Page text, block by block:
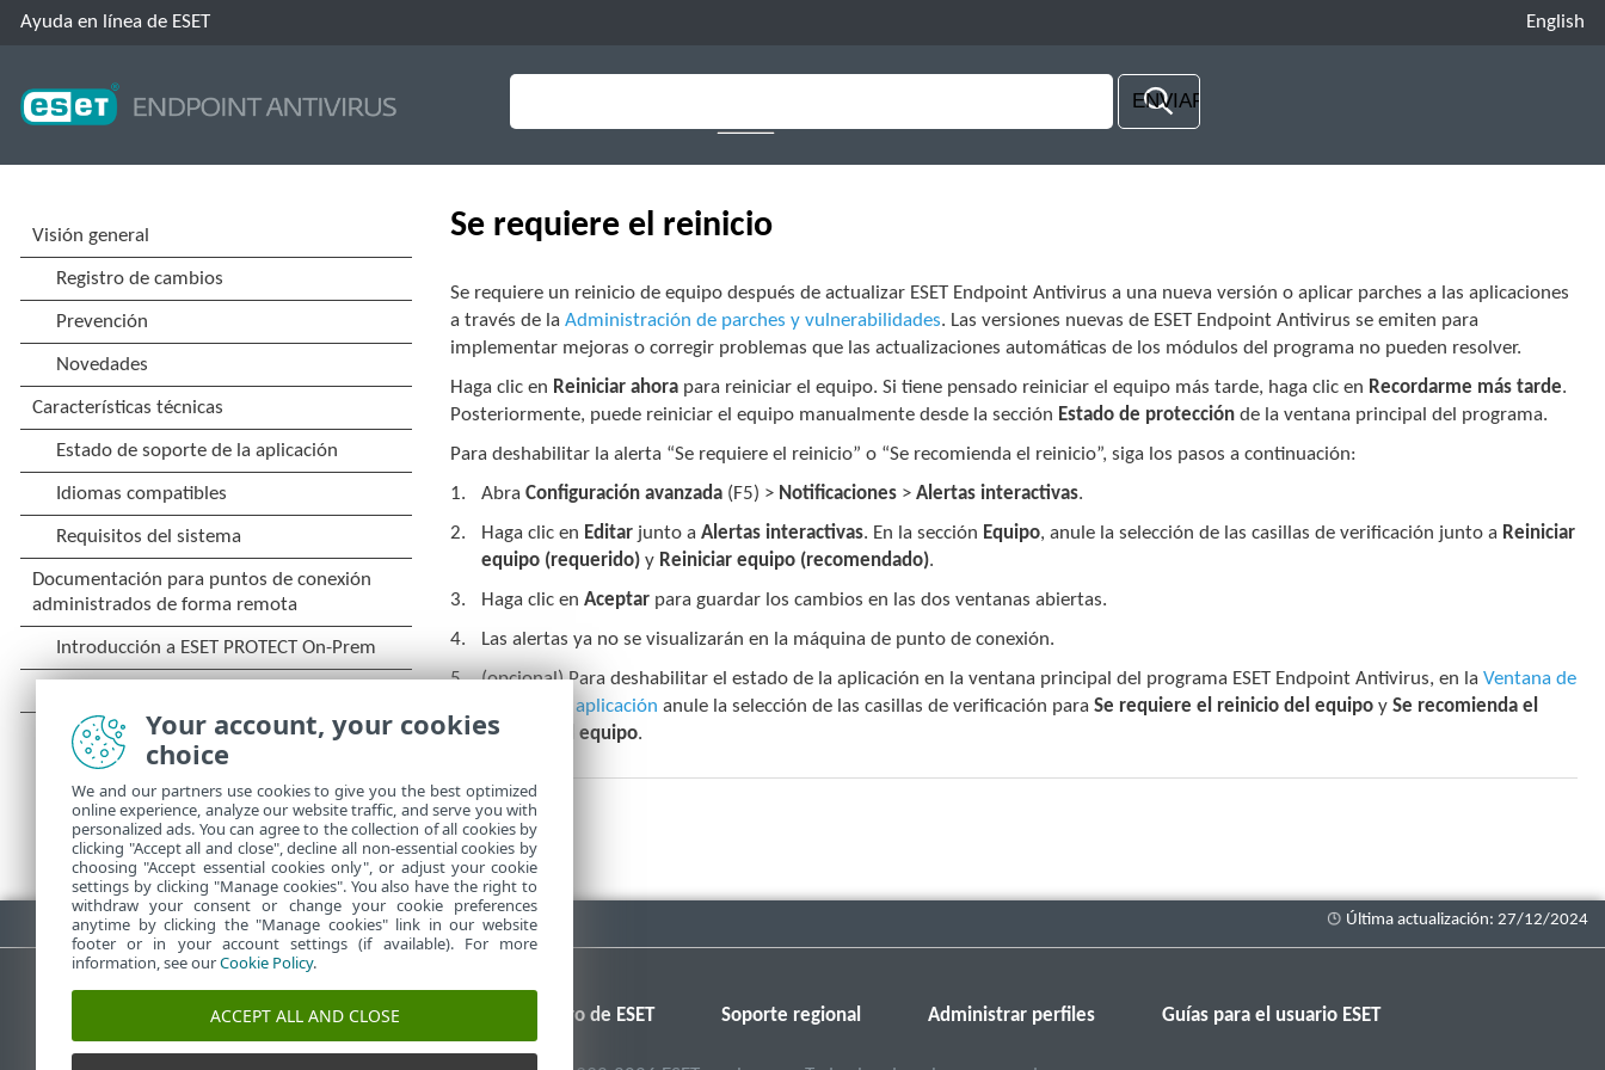
Ayuda en línea de ESET English
Se requiere el reinicio
Se requiere un reinicio de equipo después de actualizar ESET Endpoint Antivirus a una nueva versión o aplicar parches a las aplicaciones
a través de laAdministración de parches y vulnerabilidades. Las versiones nuevas de ESET Endpoint Antivirus se emiten para
implementar mejoras o corregir problemas que las actualizaciones automáticas de los módulos del programa no pueden resolver.
Haga clic en Reiniciar ahora para reiniciar el equipo. Si tiene pensado reiniciar el equipo más tarde, haga clic en Recordarme más tarde.
Posteriormente, puede reiniciar el equipo manualmente desde la sección Estado de protección de la ventana principal del programa.
Para deshabilitar la alerta “Se requiere el reinicio” o “Se recomienda el reinicio”, siga los pasos a continuación:
AbraConfiguración avanzada (F5) > Notificaciones >Alertas interactivas.
Haga clic en Editar junto aAlertas interactivas. En la sección Equipo, anule la selección de las casillas de verificación junto a Reiniciar
equipo (requerido) y Reiniciar equipo (recomendado).
Haga clic enAceptar para guardar los cambios en las dos ventanas abiertas.
Las alertas ya no se visualizarán en la máquina de punto de conexión.
(opcional) Para deshabilitar el estado de la aplicación en la ventana principal del programa ESET Endpoint Antivirus, en laVentana de
estados de aplicación anule la selección de las casillas de verificación para Se requiere el reinicio del equipo ySe recomienda el
reinicio del equipo.
Descargar PDF
Base de conocimiento de ESET Foro de ESET Soporte regional Administrar perfiles Guías para el usuario ESET
Your account, your cookies
choice
We and our partners use cookies to give you the best optimized
online experience, analyze our website traffic, and serve you with
personalized ads. You can agree to the collection of all cookies by
clicking "Accept all and close", decline all non-essential cookies by
choosing "Accept essential cookies only", or adjust your cookie
settings by clicking "Manage cookies". You also have the right to
withdraw your consent or change your cookie preferences
anytime by clicking the "Manage cookies" link in our website
footer or in your account settings (if available). For more
information, see ourCookie Policy.
ACCEPT ALL AND CLOSE